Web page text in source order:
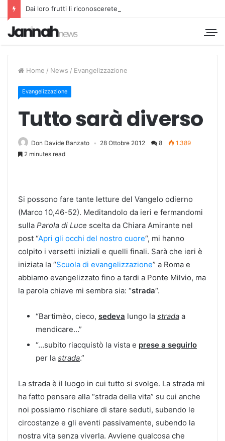
Dai loro frutti li riconoscerete
Home / News / Evangelizzazione
Evangelizzazione
Tutto sarà diverso
Don Davide Banzato 28 Ottobre 2012 8
1.389
2 minutes read
Si possono fare tante letture del Vangelo odierno
(Marco 10,46-52). Meditandolo da ieri e fermandomi
sulla Parola di Luce scelta da Chiara Amirante nel
post “Apri gli occhi del nostro cuore“, mi hanno
colpito i versetti iniziali e quelli finali. Sarà che ieri è
iniziata la “Scuola di evangelizzazione” a Roma e
abbiamo evangelizzato fino a tardi a Ponte Milvio, ma
la parola chiave mi sembra sia: “strada“.
“Bartimèo, cieco, sedeva lungo la strada a
mendicare…”
“…subito riacquistò la vista e prese a seguirlo
per la strada.”
La strada è il luogo in cui tutto si svolge. La strada mi
ha fatto pensare alla “strada della vita” su cui anche
noi possiamo rischiare di stare seduti, subendo le
circostanze e gli eventi passivamente, subendo la
nostra vita senza viverla. Avviene qualcosa che